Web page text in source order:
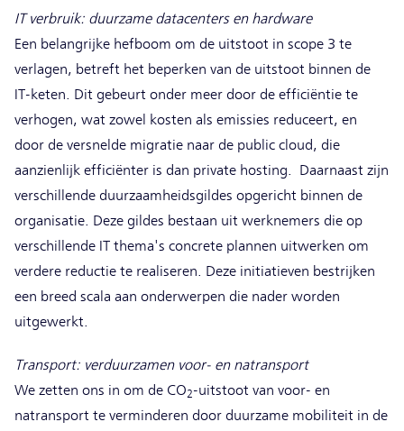
IT verbruik: duurzame datacenters en hardware
Een belangrijke hefboom om de uitstoot in scope 3 te
verlagen, betreft het beperken van de uitstoot binnen de
IT-keten. Dit gebeurt onder meer door de efficiëntie te
verhogen, wat zowel kosten als emissies reduceert, en
door de versnelde migratie naar de public cloud, die
aanzienlijk efficiënter is dan private hosting. Daarnaast zijn
verschillende duurzaamheidsgildes opgericht binnen de
organisatie. Deze gildes bestaan uit werknemers die op
verschillende IT thema's concrete plannen uitwerken om
verdere reductie te realiseren. Deze initiatieven bestrijken
een breed scala aan onderwerpen die nader worden
uitgewerkt.
Transport: verduurzamen voor- en natransport
We zetten ons in om de CO2-uitstoot van voor- en
natransport te verminderen door duurzame mobiliteit in de